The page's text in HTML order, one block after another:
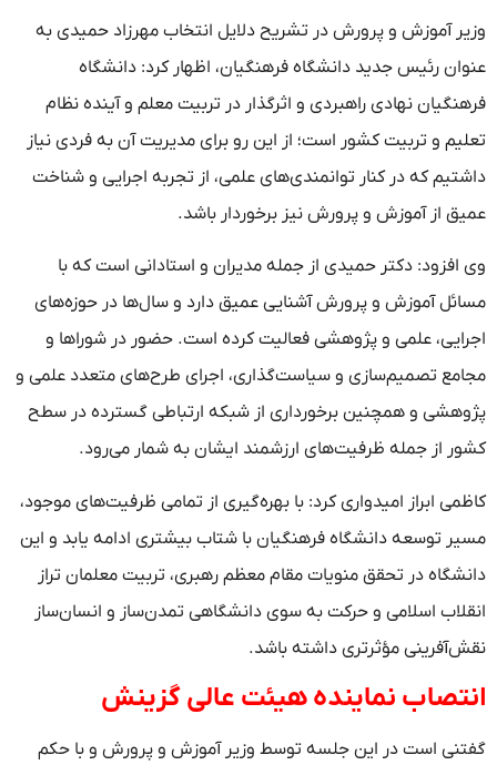
وزیر آموزش و پرورش در تشریح دلایل انتخاب مهرزاد حمیدی به
عنوان رئیس جدید دانشگاه فرهنگیان، اظهار کرد: دانشگاه
فرهنگیان نهادی راهبردی و اثرگذار در تربیت معلم و آینده نظام
تعلیم و تربیت کشور است؛ از این رو برای مدیریت آن به فردی نیاز
داشتیم که در کنار توانمندی‌های علمی، از تجربه اجرایی و شناخت
عمیق از آموزش و پرورش نیز برخوردار باشد.
وی افزود: دکتر حمیدی از جمله مدیران و استادانی است که با
مسائل آموزش و پرورش آشنایی عمیق دارد و سال‌ها در حوزه‌های
اجرایی، علمی و پژوهشی فعالیت کرده است. حضور در شورا‌ها و
مجامع تصمیم‌سازی و سیاست‌گذاری، اجرای طرح‌های متعدد علمی و
پژوهشی و همچنین برخورداری از شبکه ارتباطی گسترده در سطح
کشور از جمله ظرفیت‌های ارزشمند ایشان به شمار می‌رود.
کاظمی ابراز امیدواری کرد: با بهره‌گیری از تمامی ظرفیت‌های موجود،
مسیر توسعه دانشگاه فرهنگیان با شتاب بیشتری ادامه یابد و این
دانشگاه در تحقق منویات مقام معظم رهبری، تربیت معلمان تراز
انقلاب اسلامی و حرکت به سوی دانشگاهی تمدن‌ساز و انسان‌ساز
نقش‌آفرینی مؤثرتری داشته باشد.
انتصاب نماینده هیئت عالی گزینش
گفتنی است در این جلسه توسط وزیر آموزش و پرورش و با حکم